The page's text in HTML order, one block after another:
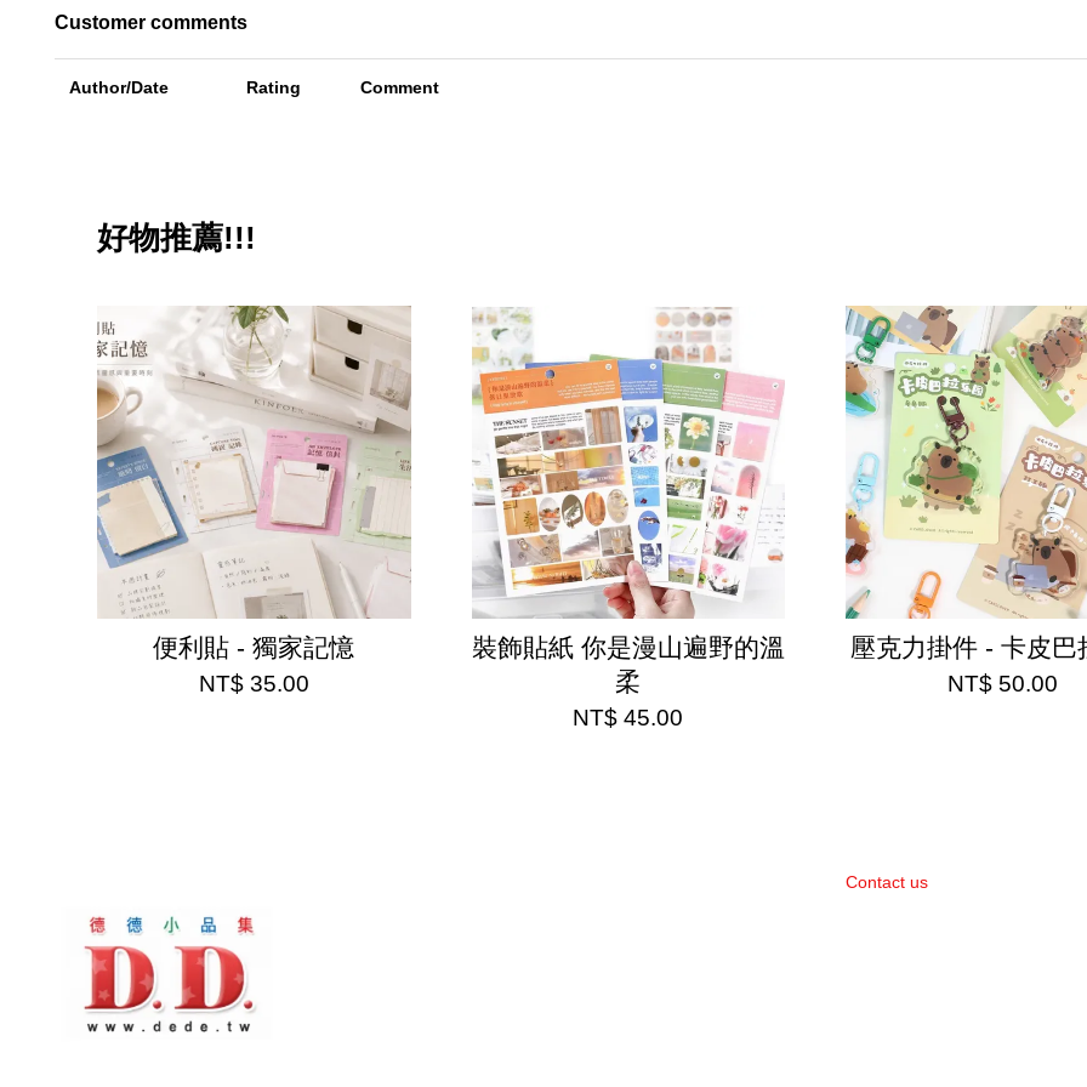
Customer comments
Author/Date Rating Comment
好物推薦!!!
便利貼 - 獨家記憶
NT$ 35.00
裝飾貼紙 你是漫山遍野的溫
柔
NT$ 45.00
壓克力掛件 - 卡皮巴
NT$ 50.00
Contact us